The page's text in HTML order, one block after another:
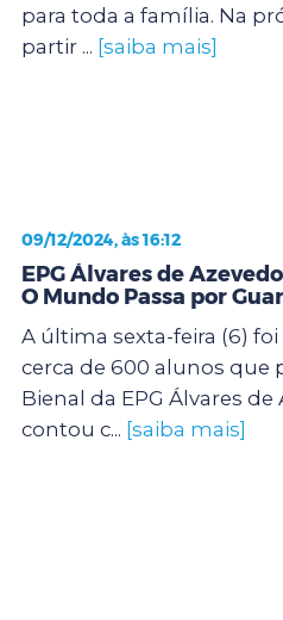
para toda a família. Na
partir ... [saiba mais]
09/12/2024, às 16:12
EPG Álvares de
O Mundo Passa por
A última sexta-feira (6)
cerca de 600 alunos que
Bienal da EPG Álvares
contou c... [saiba mais]